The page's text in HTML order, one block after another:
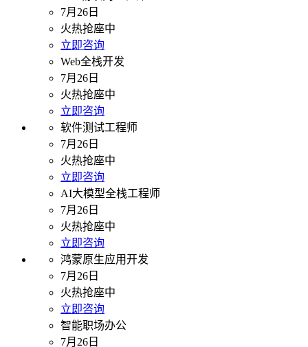
7月26日
火热抢座中
立即咨询
Web全栈开发
7月26日
火热抢座中
立即咨询
软件测试工程师
7月26日
火热抢座中
立即咨询
AI大模型全栈工程师
7月26日
火热抢座中
立即咨询
鸿蒙原生应用开发
7月26日
火热抢座中
立即咨询
智能职场办公
7月26日